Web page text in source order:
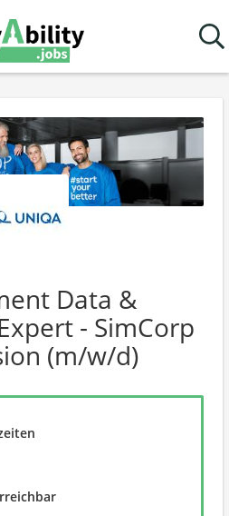
Data &
- SimCorp
(m/w/d)